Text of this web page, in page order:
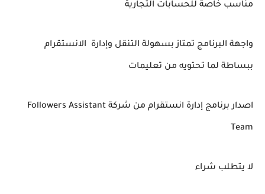
مناسب خاصة للحسابات التجارية
واجهة البرنامج تمتاز بسهولة التنقل وإدارة الانستقرام
ببساطة لما تحتويه من تعليمات
اصدار برنامج إدارة انستقرام من شركة Followers Assistant
Team
لا يتطلب شراء